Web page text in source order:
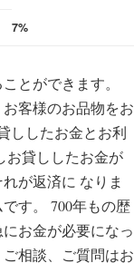
7%
とができます。
客様のお品物をお
ししたお金とお利
お貸ししたお金が
が返済に なりま
す。 700年もの歴
お金が必要になっ
相談、ご質問はお